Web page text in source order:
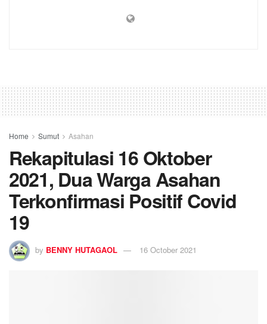
Home Sumut Asahan
Rekapitulasi 16 Oktober
2021, Dua Warga Asahan
Terkonfirmasi Positif Covid
19
by BENNY HUTAGAOL 16 October 2021